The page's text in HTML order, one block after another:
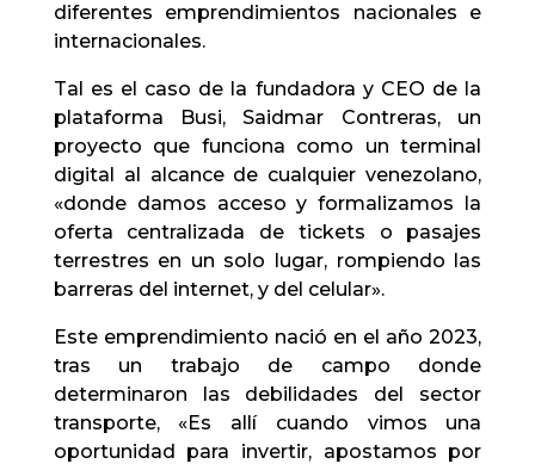
diferentes emprendimientos nacionales e
internacionales.
Tal es el caso de la fundadora y CEO de la
plataforma Busi, Saidmar Contreras, un
proyecto que funciona como un terminal
digital al alcance de cualquier venezolano,
«donde damos acceso y formalizamos la
oferta centralizada de tickets o pasajes
terrestres en un solo lugar, rompiendo las
barreras del internet, y del celular».
Este emprendimiento nació en el año 2023,
tras un trabajo de campo donde
determinaron las debilidades del sector
transporte, «Es allí cuando vimos una
oportunidad para invertir, apostamos por